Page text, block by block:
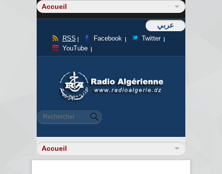
عربي
RSS Facebook
Twitter
YouTube
Formulaire de recherche
Rechercher